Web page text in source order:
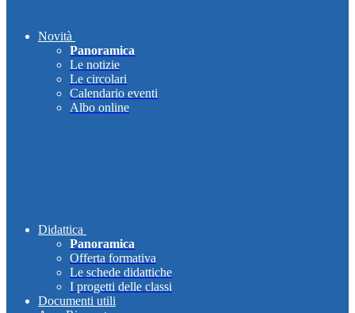
Novità
Panoramica
Le notizie
Le circolari
Calendario eventi
Albo online
Didattica
Panoramica
Offerta formativa
Le schede didattiche
I progetti delle classi
Documenti utili